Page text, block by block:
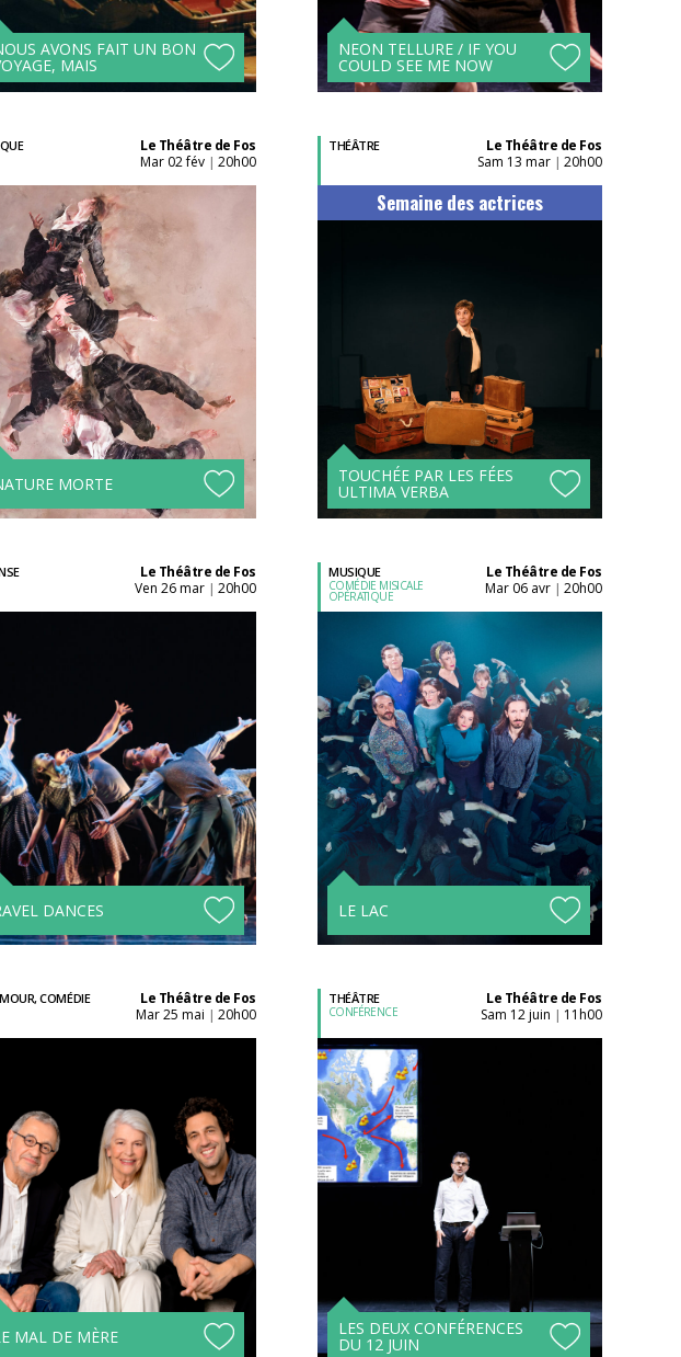
AVONS FAIT UN BON
MAIS
Tarifs avantageux à
partir de 4 spectacles !
NEON TELLURE / IF YOU
COULD SEE ME NOW
Tarifs avantageux à
partir de 4 spectacles !
Le Théâtre de Fos
mar 02 fév
20h00
MORTE
Acheter son billet à
l'unité
Tarifs avantageux à
partir de 4 spectacles !
THÉÂTRE
Le Théâtre de Fos
sam 13 mar
20h00
Semaine des actrices
TOUCHÉE PAR LES FÉES
ULTIMA VERBA
Acheter son billet à
l'unité
Tarifs avantageux à
partir de 4 spectacles !
Le Théâtre de Fos
ven 26 mar
20h00
DANCES
Acheter son billet à
l'unité
Tarifs avantageux à
partir de 4 spectacles !
MUSIQUE
COMÉDIE MISICALE
OPÉRATIQUE
Le Théâtre de Fos
mar 06 avr
20h00
LE LAC
Acheter son billet à
l'unité
Tarifs avantageux à
partir de 4 spectacles !
COMÉDIE
Le Théâtre de Fos
mar 25 mai
20h00
MAL DE MÈRE
Acheter son billet à
l'unité
Tarifs avantageux à
partir de 4 spectacles !
THÉÂTRE
CONFÉRENCE
Le Théâtre de Fos
sam 12 juin
11h00
LES DEUX CONFÉRENCES
DU 12 JUIN
Acheter son billet à
l'unité
Tarifs avantageux à
partir de 4 spectacles !